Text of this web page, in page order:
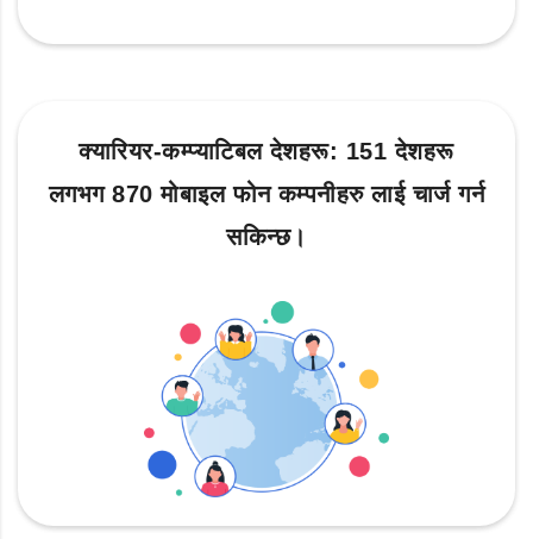
क्यारियर-कम्प्याटिबल देशहरू: 151 देशहरू
लगभग 870 मोबाइल फोन कम्पनीहरु लाई चार्ज गर्न
सकिन्छ।